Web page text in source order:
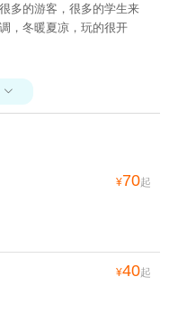
多的游客，很多的学生来
，冬暖夏凉，玩的很开

¥70起
¥40起